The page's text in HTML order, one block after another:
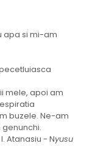
apa si mi-am
mele, apoi am
buzele. Ne-am
I. Atanasiu - Nyusu